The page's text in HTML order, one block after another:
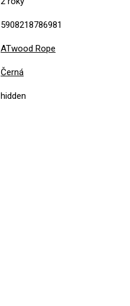
5908218786981
ATwood Rope
Černá
hidden